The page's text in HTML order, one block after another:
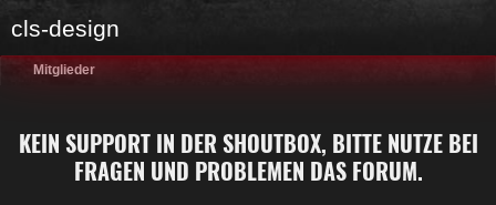
cls-design
Mitglieder
KEIN SUPPORT IN DER SHOUTBOX, BITTE NUTZE BEI
FRAGEN UND PROBLEMEN DAS FORUM.